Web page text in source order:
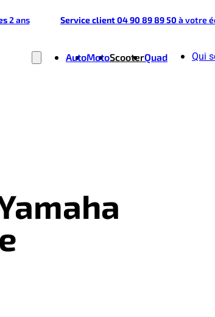
2 ans Service client 04 90 89 89 50à votre
AutoMotoScooterQuad Qui